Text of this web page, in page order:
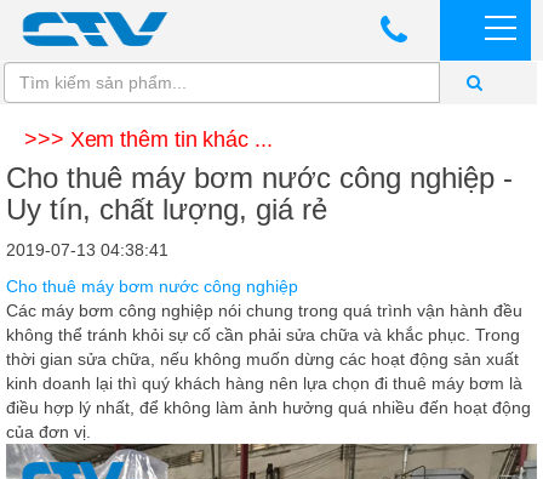
>>> Xem thêm tin khác ...
Cho thuê máy bơm nước công nghiệp -
Uy tín, chất lượng, giá rẻ
2019-07-13 04:38:41
Cho thuê máy bơm nước công nghiệp
Các máy bơm công nghiệp nói chung trong quá trình vận hành đều
không thể tránh khỏi sự cố cần phải sửa chữa và khắc phục. Trong
thời gian sửa chữa, nếu không muốn dừng các hoạt động sản xuất
kinh doanh lại thì quý khách hàng nên lựa chọn đi thuê máy bơm là
điều hợp lý nhất, để không làm ảnh hưởng quá nhiều đến hoạt động
của đơn vị.